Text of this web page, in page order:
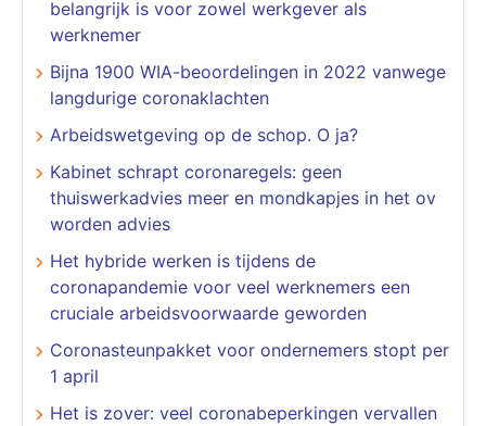
belangrijk is voor zowel werkgever als
werknemer
Bijna 1900 WIA-beoordelingen in 2022 vanwege
langdurige coronaklachten
Arbeidswetgeving op de schop. O ja?
Kabinet schrapt coronaregels: geen
thuiswerkadvies meer en mondkapjes in het ov
worden advies
Het hybride werken is tijdens de
coronapandemie voor veel werknemers een
cruciale arbeidsvoorwaarde geworden
Coronasteunpakket voor ondernemers stopt per
1 april
Het is zover: veel coronabeperkingen vervallen